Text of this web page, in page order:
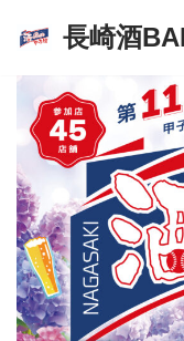
テ
ツ
へ
ス
キ
ッ
プ
長崎酒